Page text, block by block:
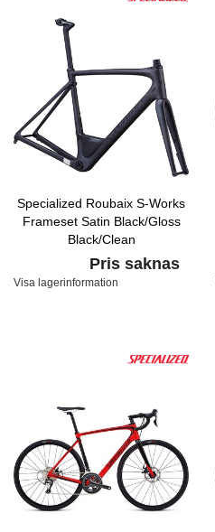
Specialized Roubaix S-Works
Frameset Satin Black/Gloss
Black/Clean
Pris saknas
Visa lagerinformation